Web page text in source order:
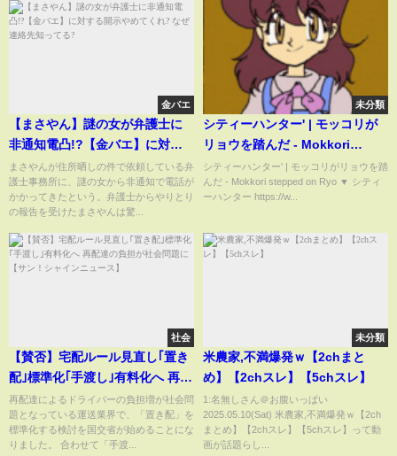
金バエ
【まさやん】謎の女が弁護士に
非通知電凸!?【金バエ】に対す
る開示やめてくれ? なぜ連絡先知
ってる?
まさやんが住所晒しの件で依頼している弁
護士事務所に、謎の女から非通知で電話が
かかってきたという。弁護士からやりとり
の報告を受けたまさやんは驚...
未分類
シティーハンター' | モッコリが
リョウを踏んだ - Mokkori
stepped on Ryo
シティーハンター' | モッコリがリョウを踏
んだ - Mokkori stepped on Ryo ▼ シティ
ーハンター https://w...
社会
【賛否】宅配ルール見直し｢置き
配｣標準化｢手渡し｣有料化へ 再配
達の負担が社会問題に【サン！
シャインニュース】
再配達によるドライバーの負担増が社会問
題となっている運送業界で、「置き配」を
標準化する検討を国交省が始めることにな
りました。 合わせて「手渡...
未分類
米農家,不満爆発ｗ【2chまと
め】【2chスレ】【5chスレ】
1:名無しさん＠お腹いっぱい
2025.05.10(Sat) 米農家,不満爆発ｗ【2ch
まとめ】【2chスレ】【5chスレ】って動
画が話題らし...